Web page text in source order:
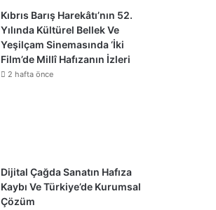
Kıbrıs Barış Harekâtı’nın 52.
Yılında Kültürel Bellek Ve
Yeşilçam Sinemasında ‘İki
Film’de Millî Hafızanın İzleri
2 hafta önce
Dijital Çağda Sanatın Hafıza
Kaybı Ve Türkiye’de Kurumsal
Çözüm